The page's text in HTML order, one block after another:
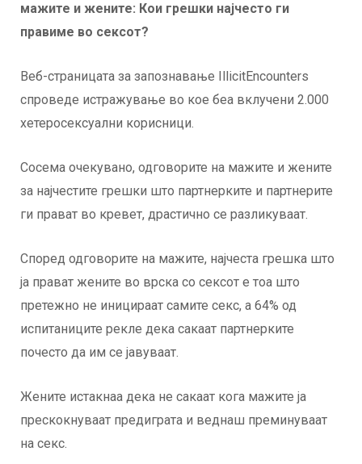
мажите и жените: Кои грешки најчесто ги
правиме во сексот?
Веб-страницата за запознавање IllicitEncounters
спроведе истражување во кое беа вклучени 2.000
хетеросексуални корисници.
Сосема очекувано, одговорите на мажите и жените
за најчестите грешки што партнерките и партнерите
ги прават во кревет, драстично се разликуваат.
Според одговорите на мажите, најчеста грешка што
ја прават жените во врска со сексот е тоа што
претежно не иницираат самите секс, а 64% од
испитаниците рекле дека сакаат партнерките
почесто да им се јавуваат.
Жените истакнаа дека не сакаат кога мажите ја
прескокнуваат предиграта и веднаш преминуваат
на секс.